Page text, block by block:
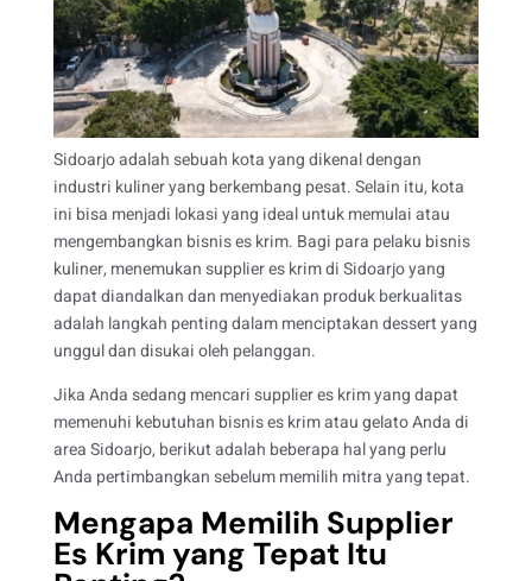
Sidoarjo adalah sebuah kota yang dikenal dengan
industri kuliner yang berkembang pesat. Selain itu, kota
ini bisa menjadi lokasi yang ideal untuk memulai atau
mengembangkan bisnis es krim. Bagi para pelaku bisnis
kuliner, menemukan supplier es krim di Sidoarjo yang
dapat diandalkan dan menyediakan produk berkualitas
adalah langkah penting dalam menciptakan dessert yang
unggul dan disukai oleh pelanggan.
Jika Anda sedang mencari supplier es krim yang dapat
memenuhi kebutuhan bisnis es krim atau gelato Anda di
area Sidoarjo, berikut adalah beberapa hal yang perlu
Anda pertimbangkan sebelum memilih mitra yang tepat.
Mengapa Memilih Supplier
Es Krim yang Tepat Itu